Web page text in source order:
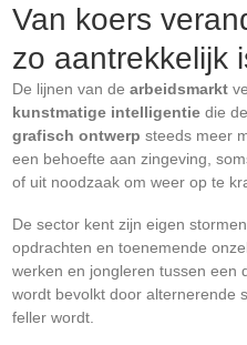
Van koers
zo aantrekkelijk
De lijnen van de arbeidsmarkt
kunstmatige intelligentie die
grafisch ontwerp steeds meer
een behoefte aan zingeving,
of uit noodzaak om weer op te
De sector kent zijn eigen
opdrachten en toenemende
werken en jongleren tussen een
wordt bevolkt door alternerende
feller wordt.